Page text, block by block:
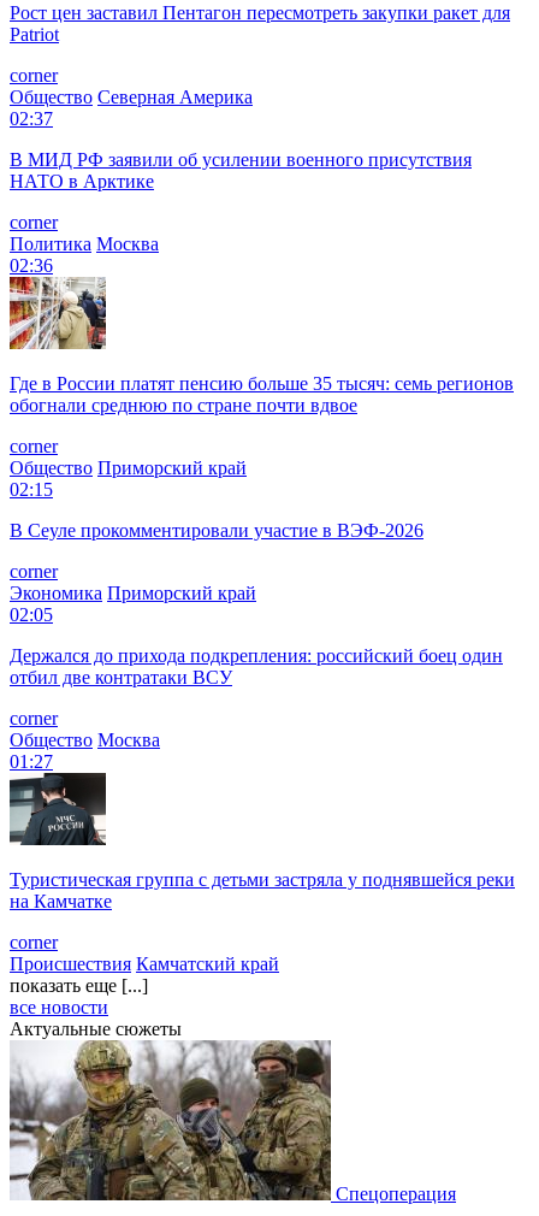
Рост цен заставил Пентагон пересмотреть закупки ракет для
Patriot
corner
Общество Северная Америка
02:37
В МИД РФ заявили об усилении военного присутствия
НАТО в Арктике
corner
Политика Москва
02:36
Где в России платят пенсию больше 35 тысяч: семь регионов
обогнали среднюю по стране почти вдвое
corner
Общество Приморский край
02:15
В Сеуле прокомментировали участие в ВЭФ-2026
corner
Экономика Приморский край
02:05
Держался до прихода подкрепления: российский боец один
отбил две контратаки ВСУ
corner
Общество Москва
01:27
Туристическая группа с детьми застряла у поднявшейся реки
на Камчатке
corner
Происшествия Камчатский край
показать еще [...]
все новости
Актуальные сюжеты
Спецоперация